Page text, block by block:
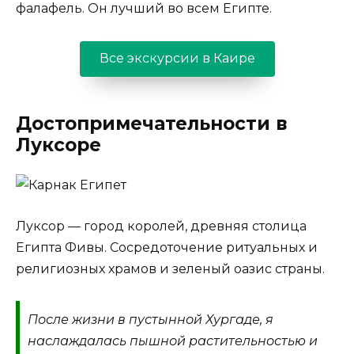
фалафель. Он лучший во всем Египте.
Все экскурсии в Каире
Достопримечательности в
Луксоре
Луксор — город королей, древняя столица
Египта Фивы. Сосредоточение ритуальных и
религиозных храмов и зеленый оазис страны.
После жизни в пустынной Хургаде, я
наслаждалась пышной растительностью и